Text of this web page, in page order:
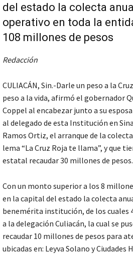
del estado la colecta
operativo en toda la
108 millones de pesos
Redacción
CULIACÁN, Sin.-Darle un peso a la
peso a la vida, afirmó el gobernador
Coppel al encabezar junto a su
al delegado de esta Institución en
Ramos Ortiz, el arranque de la
lema “La Cruz Roja te llama”, y que
estatal recaudar 30 millones de pesos.
Con un monto superior a los 8
en la capital del estado la colecta
benemérita institución, de los cuales
a la delegación Culiacán, la cual se
recaudar 10 millones de pesos para
ubicadas en: Leyva Solano y Ciudades